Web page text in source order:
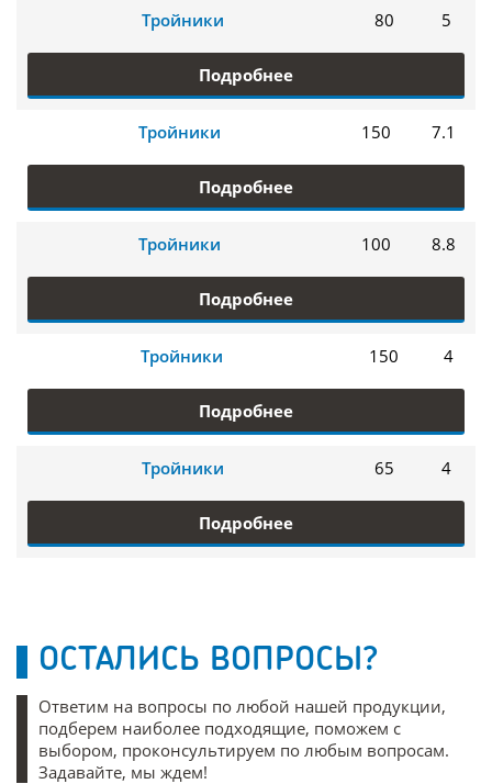
Тройники 80 5
Подробнее
Тройники 150 7.1
Подробнее
Тройники 100 8.8
Подробнее
Тройники 150 4
Подробнее
Тройники 65 4
Подробнее
ОСТАЛИСЬ ВОПРОСЫ?
Ответим на вопросы по любой нашей продукции,
подберем наиболее подходящие, поможем с
выбором, проконсультируем по любым вопросам.
Задавайте, мы ждем!